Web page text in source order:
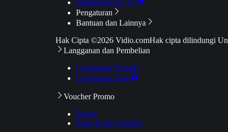
Hubungkan ke TV
Pengaturan
Bantuan dan Lainnya
Hak Cipta ©2026 Vidio.comHak cipta dilindungi
Langganan dan Pembelian
Langganan Premier
Langganan Aktif
Voucher Promo
Promo
Pakai Kode Voucher